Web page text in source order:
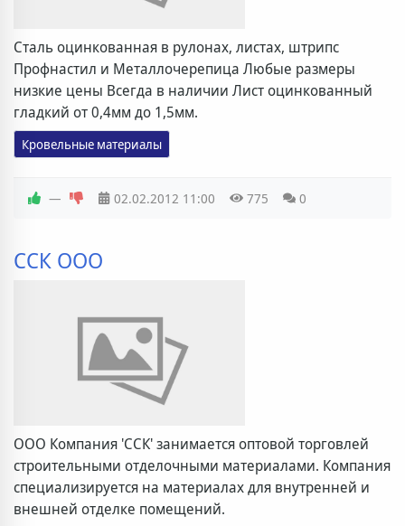
Сталь оцинкованная в рулонах, листах, штрипс
Профнастил и Металлочерепица Любые размеры
низкие цены Всегда в наличии Лист оцинкованный
гладкий от 0,4мм до 1,5мм.
Кровельные материалы
— 02.02.2012 11:00 775 0
ССК ООО
ООО Компания 'ССК' занимается оптовой торговлей
строительными отделочными материалами. Компания
специализируется на материалах для внутренней и
внешней отделке помещений.